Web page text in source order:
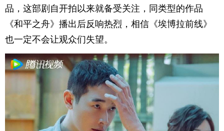
品，这部剧自开拍以来就备受关注，同类型的作品
《和平之舟》播出后反响热烈，相信《埃博拉前线》
也一定不会让观众们失望。